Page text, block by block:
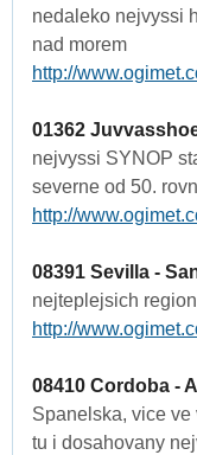
nedaleko nejvyssi
nad morem
http://
01362
nejvyssi SYNOP
severne od 50.
http://
08391 Sevilla -
nejteplejsich
http://
08410 Cordoba -
Spanelska, vice
tu i dosahovany